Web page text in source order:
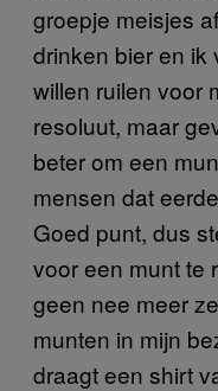
groepje meisjes
drinken bier en ik
willen ruilen voor
resoluut, maar
beter om een
mensen dat
Goed punt, dus
voor een munt te
geen nee meer
munten in mijn
draagt een shirt